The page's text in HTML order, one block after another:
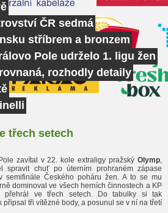
ČR sedmá
stříbrem a bronzem
Pole udrželo 1. ligu žen
rozhodly detaily
třech setech
zavítal v 22. kole extraligy pražský Olymp,
spravit chuť po úterním prohraném zápase
semifinále Českého poháru žen. A to se mu
dominoval ve všech herních činnostech a KP
přehrál ve třech setech. Do tabulky si tak
připsal tři vítězné body, a posunul se v ní na třetí